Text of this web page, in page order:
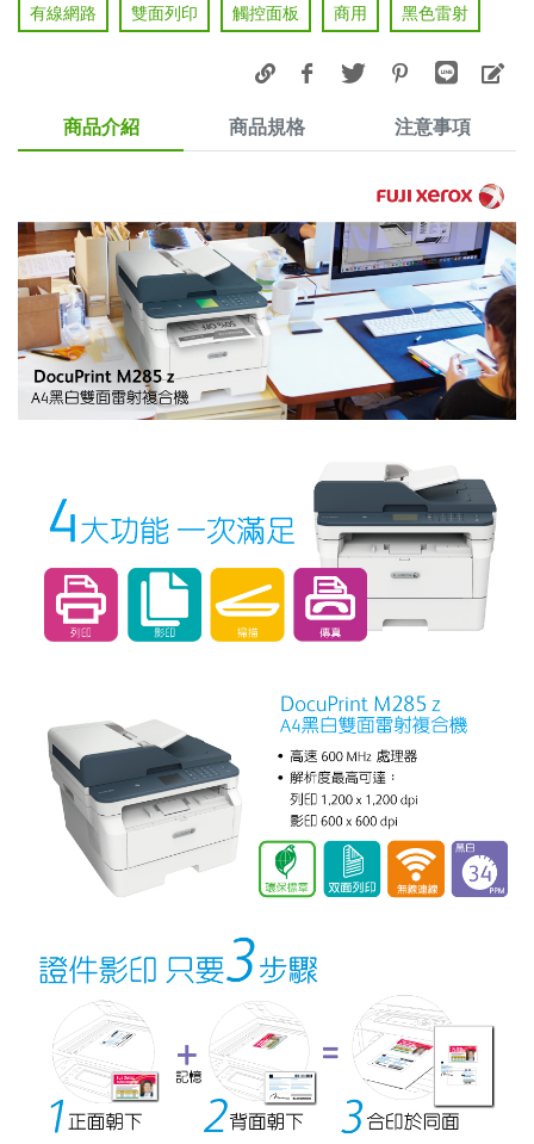
有線網路
雙面列印 觸控面板 商用 黑色雷射
商品介紹 商品規格 注意事項